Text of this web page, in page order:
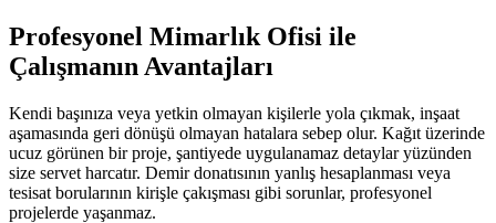
Profesyonel Mimarlık Ofisi ile
Çalışmanın Avantajları
Kendi başınıza veya yetkin olmayan kişilerle yola çıkmak, inşaat
aşamasında geri dönüşü olmayan hatalara sebep olur. Kağıt üzerinde
ucuz görünen bir proje, şantiyede uygulanamaz detaylar yüzünden
size servet harcatır. Demir donatısının yanlış hesaplanması veya
tesisat borularının kirişle çakışması gibi sorunlar, profesyonel
projelerde yaşanmaz.